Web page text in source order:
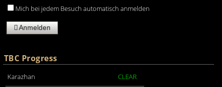
Mich bei jedem Besuch automatisch anmelden
Anmelden
TBC Progress
Karazhan CLEAR